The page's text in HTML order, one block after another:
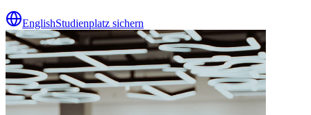
EnglishStudienplatz sichern